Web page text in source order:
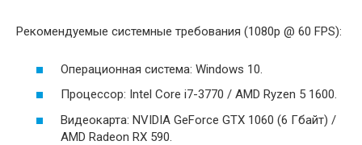
Рекомендуемые системные требования (1080p @ 60 FPS):
Операционная система: Windows 10.
Процессор: Intel Core i7-3770 / AMD Ryzen 5 1600.
Видеокарта: NVIDIA GeForce GTX 1060 (6 Гбайт) /
AMD Radeon RX 590.